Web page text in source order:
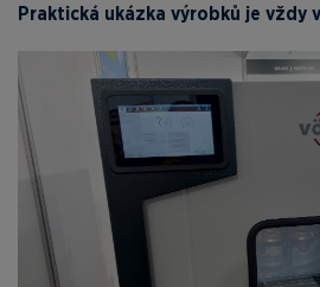
Praktická ukázka výrobků je vždy